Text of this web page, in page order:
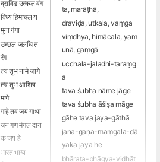
द्राविड उत्कल वंग
विंध्य हिमाचल य
मुना गंगा
उच्छल जलधि त
रंग
तव शुभ नामे जागे
तव शुभ आशिष
मागे
गाहे तव जय गाथा
जन गण मंगल दाय
क जय हे
भारत भाग्य
ta, marāṭhā,
draviḍa, utkala, vaṃga
viṃdhya, himācala, yam
unā, gaṃgā
ucchala-jaladhi-taraṃg
a
tava śubha nāme jāge
tava śubha āśiṣa māge
gāhe tava jaya-gāthā
jana-gaṇa-maṃgala-dā
yaka jaya he
bhārata-bhāgya-vidhāt